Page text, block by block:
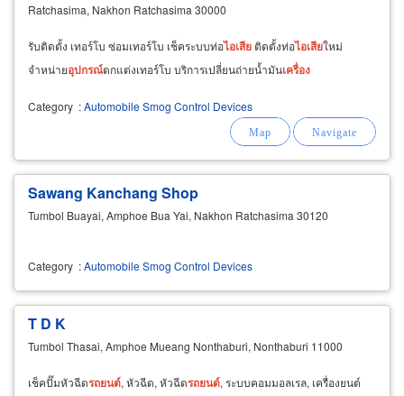
Ratchasima, Nakhon Ratchasima 30000
รับติดตั้ง เทอร์โบ ซ่อมเทอร์โบ เช็คระบบท่อไอเสีย ติดตั้งท่อไอเสียใหม่
จำหน่ายอุปกรณ์ตกแต่งเทอร์โบ บริการเปลี่ยนถ่ายน้ำมันเครื่อง
Category :Automobile Smog Control Devices
Sawang Kanchang Shop
Tumbol Buayai, Amphoe Bua Yai, Nakhon Ratchasima 30120
Category :Automobile Smog Control Devices
T D K
Tumbol Thasai, Amphoe Mueang Nonthaburi, Nonthaburi 11000
เช็คปั๊มหัวฉีดรถยนต์, หัวฉีด, หัวฉีดรถยนต์, ระบบคอมมอลเรล, เครื่องยนต์